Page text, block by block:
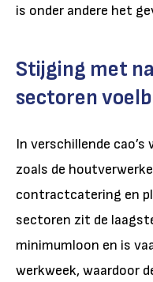
is onder andere het
Stijging met
sectoren
In verschillende
zoals de
contractcatering en
sectoren zit de
minimumloon en is
werkweek, waardoor